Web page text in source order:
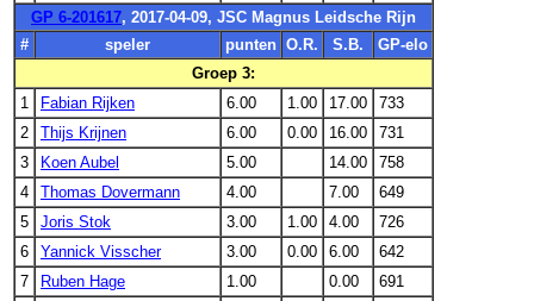
GP 6-201617, 2017-04-09, JSC Magnus Leidsche Rijn
#
speler punten O.R. S.B.
GP-elo
Groep 3:
1
Fabian Rijken 6.00 1.00 17.00
733
2
Thijs Krijnen 6.00 0.00 16.00
731
3
Koen Aubel 5.00 14.00
758
4
Thomas Dovermann 4.00 7.00
649
5
Joris Stok 3.00 1.00 4.00
726
6
Yannick Visscher 3.00 0.00 6.00
642
7
Ruben Hage 1.00 0.00
691